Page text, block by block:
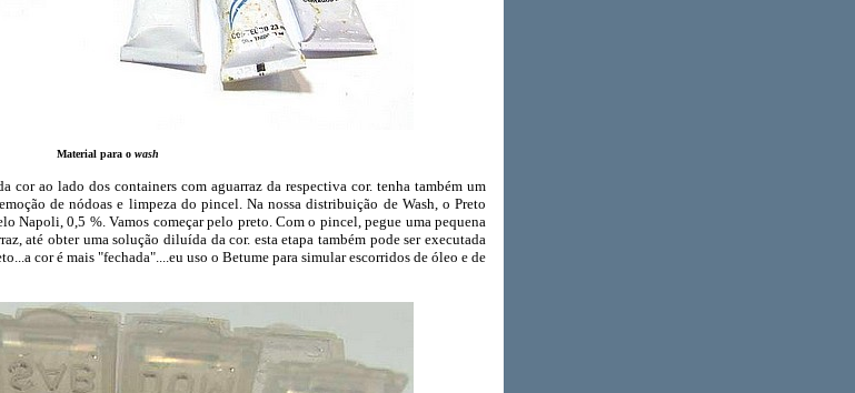
Material para o wash
ao lado dos containers com aguarraz da respectiva cor. tenha também um
de nódoas e limpeza do pincel. Na nossa distribuição de Wash, o Preto
Napoli, 0,5 %. Vamos começar pelo preto. Com o pincel, pegue uma pequena
até obter uma solução diluída da cor. esta etapa também pode ser executada
cor é mais "fechada"....eu uso o Betume para simular escorridos de óleo e de